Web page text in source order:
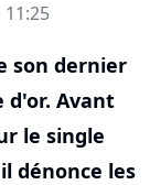
son dernier
d'or. Avant
le single
dénonce les